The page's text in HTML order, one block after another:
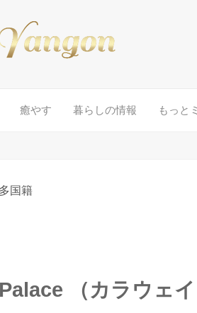
癒やす 暮らしの情報 もっと
多国籍
（カラウェイ